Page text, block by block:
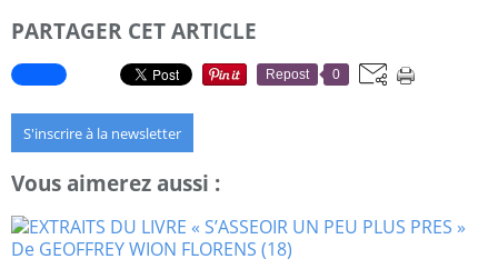
PARTAGER CET ARTICLE
Repost 0
S'inscrire à la newsletter
Vous aimerez aussi :